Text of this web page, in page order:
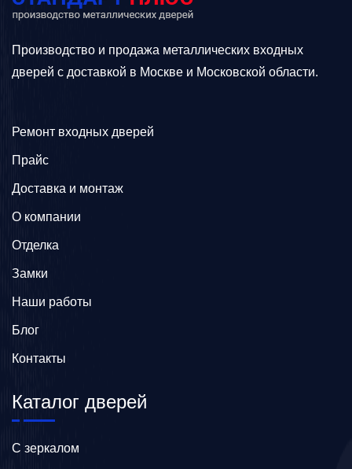
Производство и продажа металлических входных
дверей с доставкой в Москве и Московской области.
Ремонт входных дверей
Прайс
Доставка и монтаж
О компании
Отделка
Замки
Наши работы
Блог
Контакты
Каталог дверей
C зеркалом